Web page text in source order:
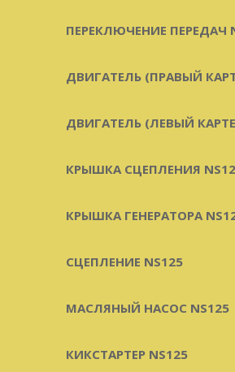
ПЕРЕКЛЮЧЕНИЕ ПЕРЕДАЧ
ДВИГАТЕЛЬ (ПРАВЫЙ
ДВИГАТЕЛЬ (ЛЕВЫЙ
КРЫШКА СЦЕПЛЕНИЯ
КРЫШКА ГЕНЕРАТОРА
СЦЕПЛЕНИЕ NS125
МАСЛЯНЫЙ НАСОС NS125
КИКСТАРТЕР NS125